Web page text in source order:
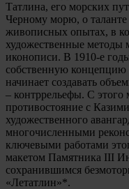
Татлина, его морских
Черному морю, о
живописных опытах, в
художественные методы
иконописи. В 1910-е
собственную концепцию
начинает создавать
– контррельефы. С этого
противостояние с
художественного
многочисленными
ключевыми работами
макетом Памятника III
сохранившимся
«Летатлин»*.